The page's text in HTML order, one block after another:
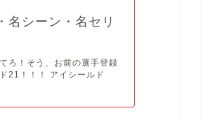
名シーン・名セリ
ろ！そう、お前の選手登録
21！！！ アイシールド